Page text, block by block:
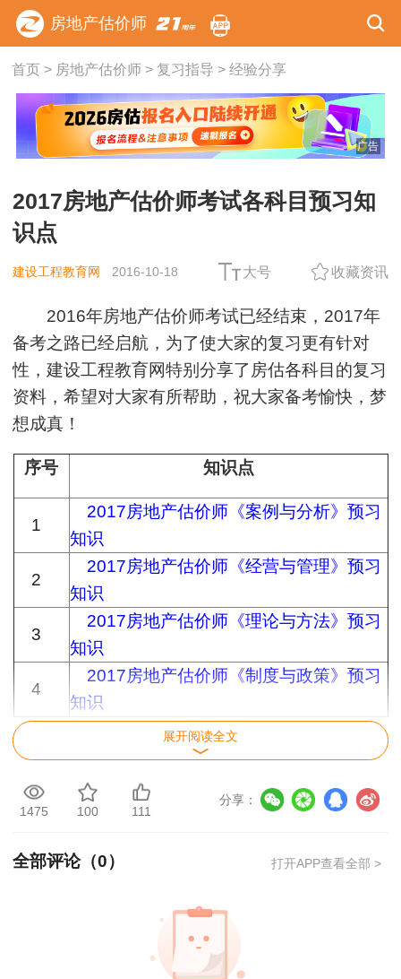
房地产估价师
首页> 房地产估价师> 复习指导 > 经验分享
广告
2017房地产估价师考试各科目预习知
识点
建设工程教育网 2016-10-18 大号 收藏资讯
2016年房地产估价师考试已经结束，2017年
备考之路已经启航，为了使大家的复习更有针对
性，建设工程教育网特别分享了房估各科目的复习
资料，希望对大家有所帮助，祝大家备考愉快，梦
想成真！
序号 知识点
1
2017房地产估价师《案例与分析》预习
知识
2
2017房地产估价师《经营与管理》预习
知识
3
2017房地产估价师《理论与方法》预习
知识
4
2017房地产估价师《制度与政策》预习
知识
【 】 责任编辑：miemie
展开阅读全文
1475 100 111
分享：
全部评论（0） 打开APP查看全部 >